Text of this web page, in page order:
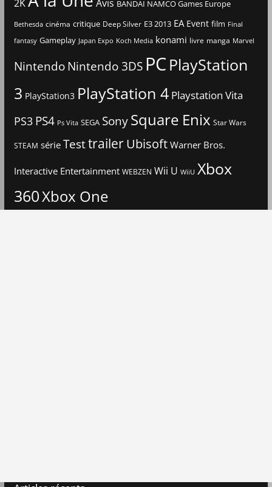
2K Avis BANDAI NAMCO Games Europe
Bethesda cinéma critique Deep Silver E3 2013 EA Event film Final
fantasy Gameplay Japan Expo Koch Media konami livre manga Marvel
Nintendo Nintendo 3DS PCPlayStation
3 PlayStation3 PlayStation 4 Playstation Vita
PS3 PS4 Ps Vita SEGA Sony Square Enix Star Wars
STEAM série TesttrailerUbisoftWarner Bros.
Interactive Entertainment WEBZEN Wii U WiiU Xbox
360Xbox One